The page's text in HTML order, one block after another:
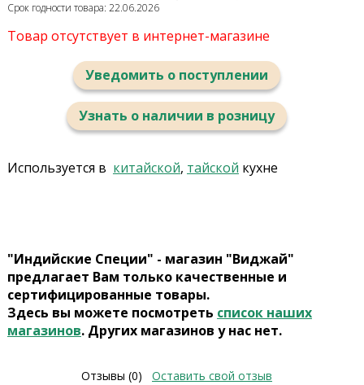
Срок годности товара: 22.06.2026
Товар отсутствует в интернет-магазине
Уведомить о поступлении
Узнать о наличии в розницу
Используется в китайской, тайской кухне
"Индийские Специи" - магазин "Виджай"
предлагает Вам только качественные и
сертифицированные товары.
Здесь вы можете посмотреть список наших
магазинов. Других магазинов у нас нет.
Отзывы (0) Оставить свой отзыв